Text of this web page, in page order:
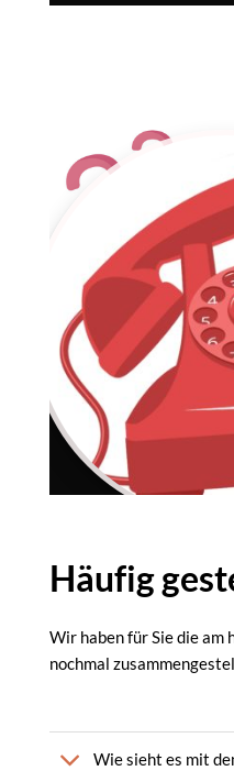
Häufig
Wir haben für Sie die
nochmal
Wie sieht es mit